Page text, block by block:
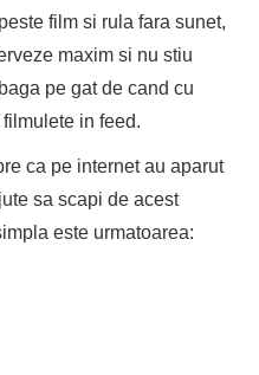
film si rula fara sunet,
maxim si nu stiu
pe gat de cand cu
in feed.
ca pe internet au aparut
sa scapi de acest
este urmatoarea: